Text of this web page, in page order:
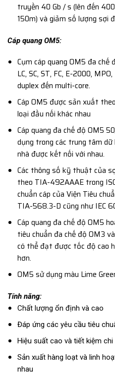
truyền 40 Gb / s (lên đến
150m) và giảm số lượng sợi
Cáp quang OM5:
Cụm cáp quang OM5 đa
LC, SC, ST, FC, E-2000,
duplex đến multi-core.
Cáp OM5 được sản xuất
loại đầu nối khác nhau
Cáp quang đa chế độ OM5
dụng trong các trung tâm dữ
nhà được kết nối với nhau.
Các thông số kỹ thuật của
theo TIA-492AAAE trong
chuẩn cáp của Viện Tiêu
TIA-568.3-D cũng như IEC
Cáp quang đa chế độ OM5
tiêu chuẩn đa chế độ OM3
có thể đạt được tốc độ cao
hơn.
OM5 sử dụng màu Lime
Tính năng:
Chất lượng ổn định và cao
Đáp ứng các yêu cầu tiêu
Hiệu suất cao và tiết kiệm chi
Sản xuất hàng loạt và linh
nhau